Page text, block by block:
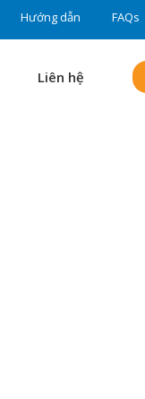
Hướng dẫn FAQs
Liên hệ